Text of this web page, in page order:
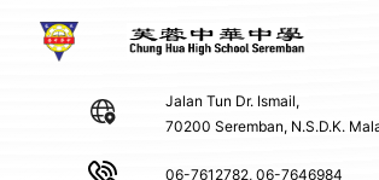
Jalan Tun Dr. Ismail,
70200 Seremban, N.S.D.K.
06-7612782, 06-7646984